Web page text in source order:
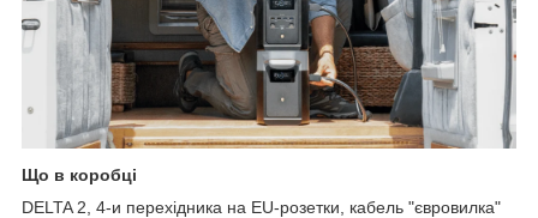
Що в коробці
DELTA 2, 4-и перехідника на EU-розетки, кабель "євровилка"